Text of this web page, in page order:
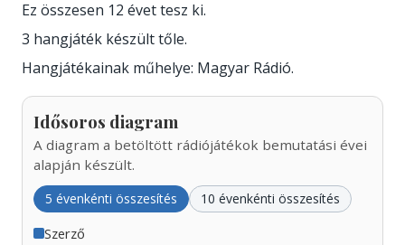
Ez összesen 12 évet tesz ki.
3 hangjáték készült tőle.
Hangjátékainak műhelye: Magyar Rádió.
Idősoros diagram
A diagram a betöltött rádiójátékok bemutatási évei
alapján készült.
5 évenkénti összesítés 10 évenkénti összesítés
Szerző